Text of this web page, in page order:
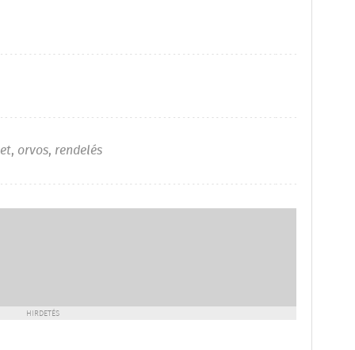
, orvos, rendelés
HIRDETÉS